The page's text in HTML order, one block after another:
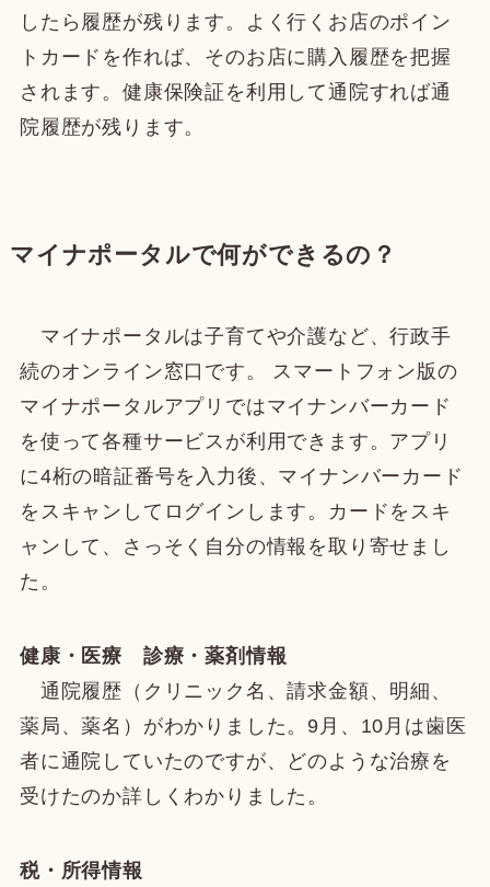
したら履歴が残ります。よく行くお店のポイン
トカードを作れば、そのお店に購入履歴を把握
されます。健康保険証を利用して通院すれば通
院履歴が残ります。
マイナポータルで何ができるの？
マイナポータルは子育てや介護など、行政手
続のオンライン窓口です。 スマートフォン版の
マイナポータルアプリではマイナンバーカード
を使って各種サービスが利用できます。アプリ
に4桁の暗証番号を入力後、マイナンバーカード
をスキャンしてログインします。カードをスキ
ャンして、さっそく自分の情報を取り寄せまし
た。
健康・医療 診療・薬剤情報
通院履歴（クリニック名、請求金額、明細、
薬局、薬名）がわかりました。9月、10月は歯医
者に通院していたのですが、どのような治療を
受けたのか詳しくわかりました。
税・所得情報